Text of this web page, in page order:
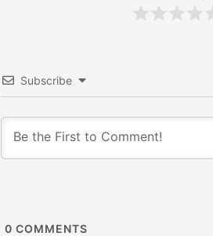
Subscribe
0 COMMENTS